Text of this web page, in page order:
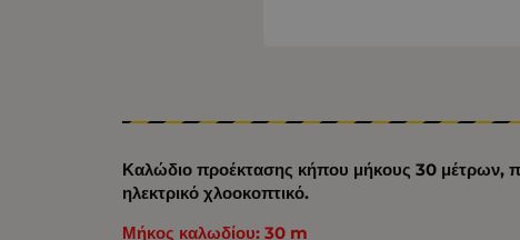
Καλώδιο προέκτασης κήπου μήκους 30 μέτρων,
ηλεκτρικό χλοοκοπτικό.
Μήκος καλωδίου: 30 m